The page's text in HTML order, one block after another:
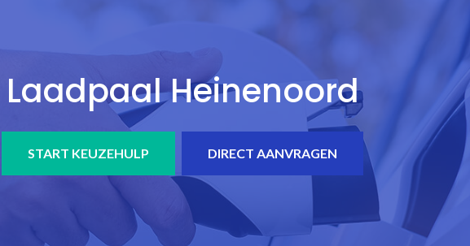
Laadpaal Heinenoord
START KEUZEHULP DIRECT AANVRAGEN